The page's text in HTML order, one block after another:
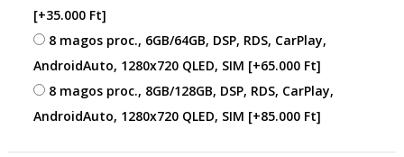
[+35.000 Ft]
8 magos proc., 6GB/64GB, DSP, RDS, CarPlay,
AndroidAuto, 1280x720 QLED, SIM [+65.000 Ft]
8 magos proc., 8GB/128GB, DSP, RDS, CarPlay,
AndroidAuto, 1280x720 QLED, SIM [+85.000 Ft]